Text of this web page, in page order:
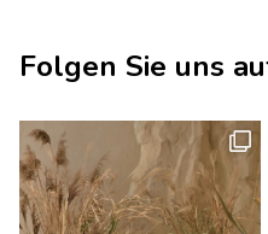
Folgen Sie uns